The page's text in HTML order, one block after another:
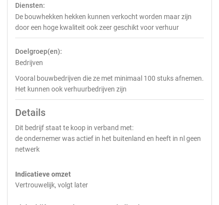
Diensten:
De bouwhekken hekken kunnen verkocht worden maar zijn
door een hoge kwaliteit ook zeer geschikt voor verhuur
Doelgroep(en):
Bedrijven
Vooral bouwbedrijven die ze met minimaal 100 stuks afnemen.
Het kunnen ook verhuurbedrijven zijn
Details
Dit bedrijf staat te koop in verband met:
de ondernemer was actief in het buitenland en heeft in nl geen
netwerk
Indicatieve omzet
Vertrouwelijk, volgt later